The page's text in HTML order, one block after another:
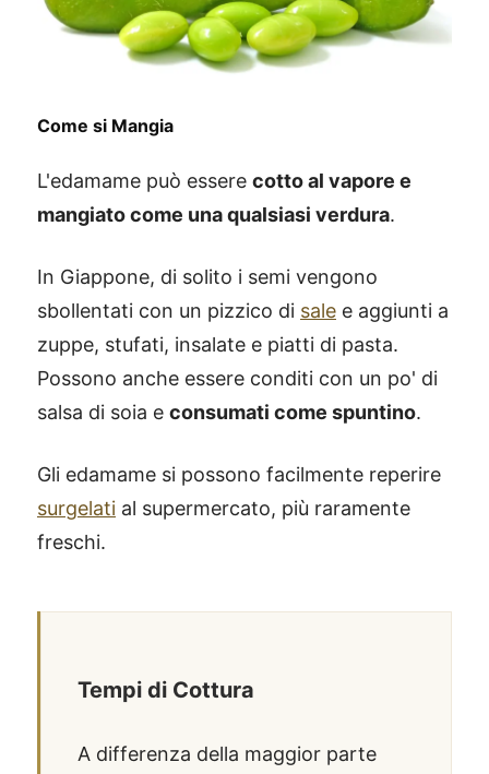
Come si Mangia
L'edamame può essere cotto al vapore e
mangiato come una qualsiasi verdura.
In Giappone, di solito i semi vengono
sbollentati con un pizzico di sale e aggiunti a
zuppe, stufati, insalate e piatti di pasta.
Possono anche essere conditi con un po' di
salsa di soia e consumati come spuntino.
Gli edamame si possono facilmente reperire
surgelati al supermercato, più raramente
freschi.
Tempi di Cottura
A differenza della maggior parte